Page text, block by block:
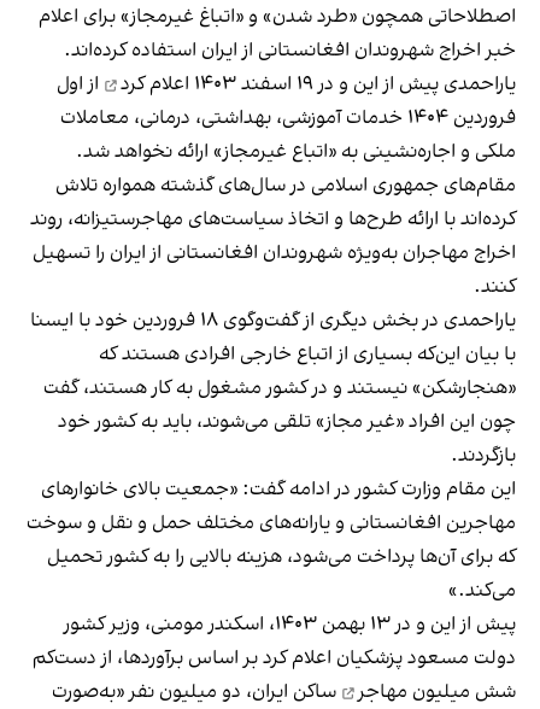
اصطلاحاتی همچون «طرد شدن» و «اتباغ غیرمجاز» برای اعلام
خبر اخراج شهروندان افغانستانی از ایران استفاده کرده‌اند.
یاراحمدی پیش از این و در ۱۹ اسفند ۱۴۰۳
اعلام کرد
از اول
فروردین ۱۴۰۴ خدمات آموزشی، بهداشتی، درمانی، معاملات
ملکی و اجاره‌نشینی به «اتباع غیرمجاز» ارائه نخواهد شد.
مقام‌های جمهوری اسلامی در سال‌های گذشته همواره تلاش
کرده‌اند با ارائه طرح‌ها و اتخاذ سیاست‌های مهاجرستیزانه، روند
اخراج مهاجران به‌‌ویژه شهروندان افغانستانی از ایران را تسهیل
کنند.
یاراحمدی در بخش دیگری از گفت‌وگوی ۱۸ فروردین خود با ایسنا
با بیان این‌که بسیاری از اتباع خارجی افرادی هستند که
«هنجارشکن» نیستند و در کشور مشغول به کار هستند، گفت
چون این افراد «غیر مجاز» تلقی می‌شوند، باید به کشور خود
بازگردند.
این مقام وزارت کشور در ادامه گفت: «جمعیت بالای خانوارهای
مهاجرین افغانستانی و یارانه‌های مختلف حمل و نقل و سوخت
که برای آن‌ها پرداخت می‌شود، هزینه بالایی را به کشور تحمیل
می‌کند.»
پیش از این و در ۱۳ بهمن ۱۴۰۳، اسکندر مومنی، وزیر کشور
دولت مسعود پزشکیان اعلام کرد بر اساس برآوردها، از دست‌کم
شش میلیون مهاجر
ساکن ایران، دو میلیون نفر «به‌صورت